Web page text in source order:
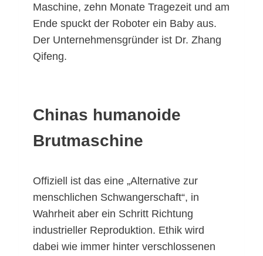
Maschine, zehn Monate Tragezeit und am
Ende spuckt der Roboter ein Baby aus.
Der Unternehmensgründer ist Dr. Zhang
Qifeng.
Chinas humanoide
Brutmaschine
Offiziell ist das eine „Alternative zur
menschlichen Schwangerschaft“, in
Wahrheit aber ein Schritt Richtung
industrieller Reproduktion. Ethik wird
dabei wie immer hinter verschlossenen